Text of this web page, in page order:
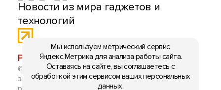
Новости из мира гаджетов и
технологий
РЕКЛАМА:mobiltelefon.ru@gmail.com
© 2006-2026 mt.today \ mobiltelefon.ru. Все права
защищены. Использование материалов с сайта
Мы используем метрический сервис
Яндекс.Метрика для анализа работы сайта.
Оставаясь на сайте, вы соглашаетесь с
обработкой этим сервисом ваших персональных
данных.